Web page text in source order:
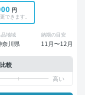
円
できます。
地域
奈川県
納期の目安
11月〜12月
較